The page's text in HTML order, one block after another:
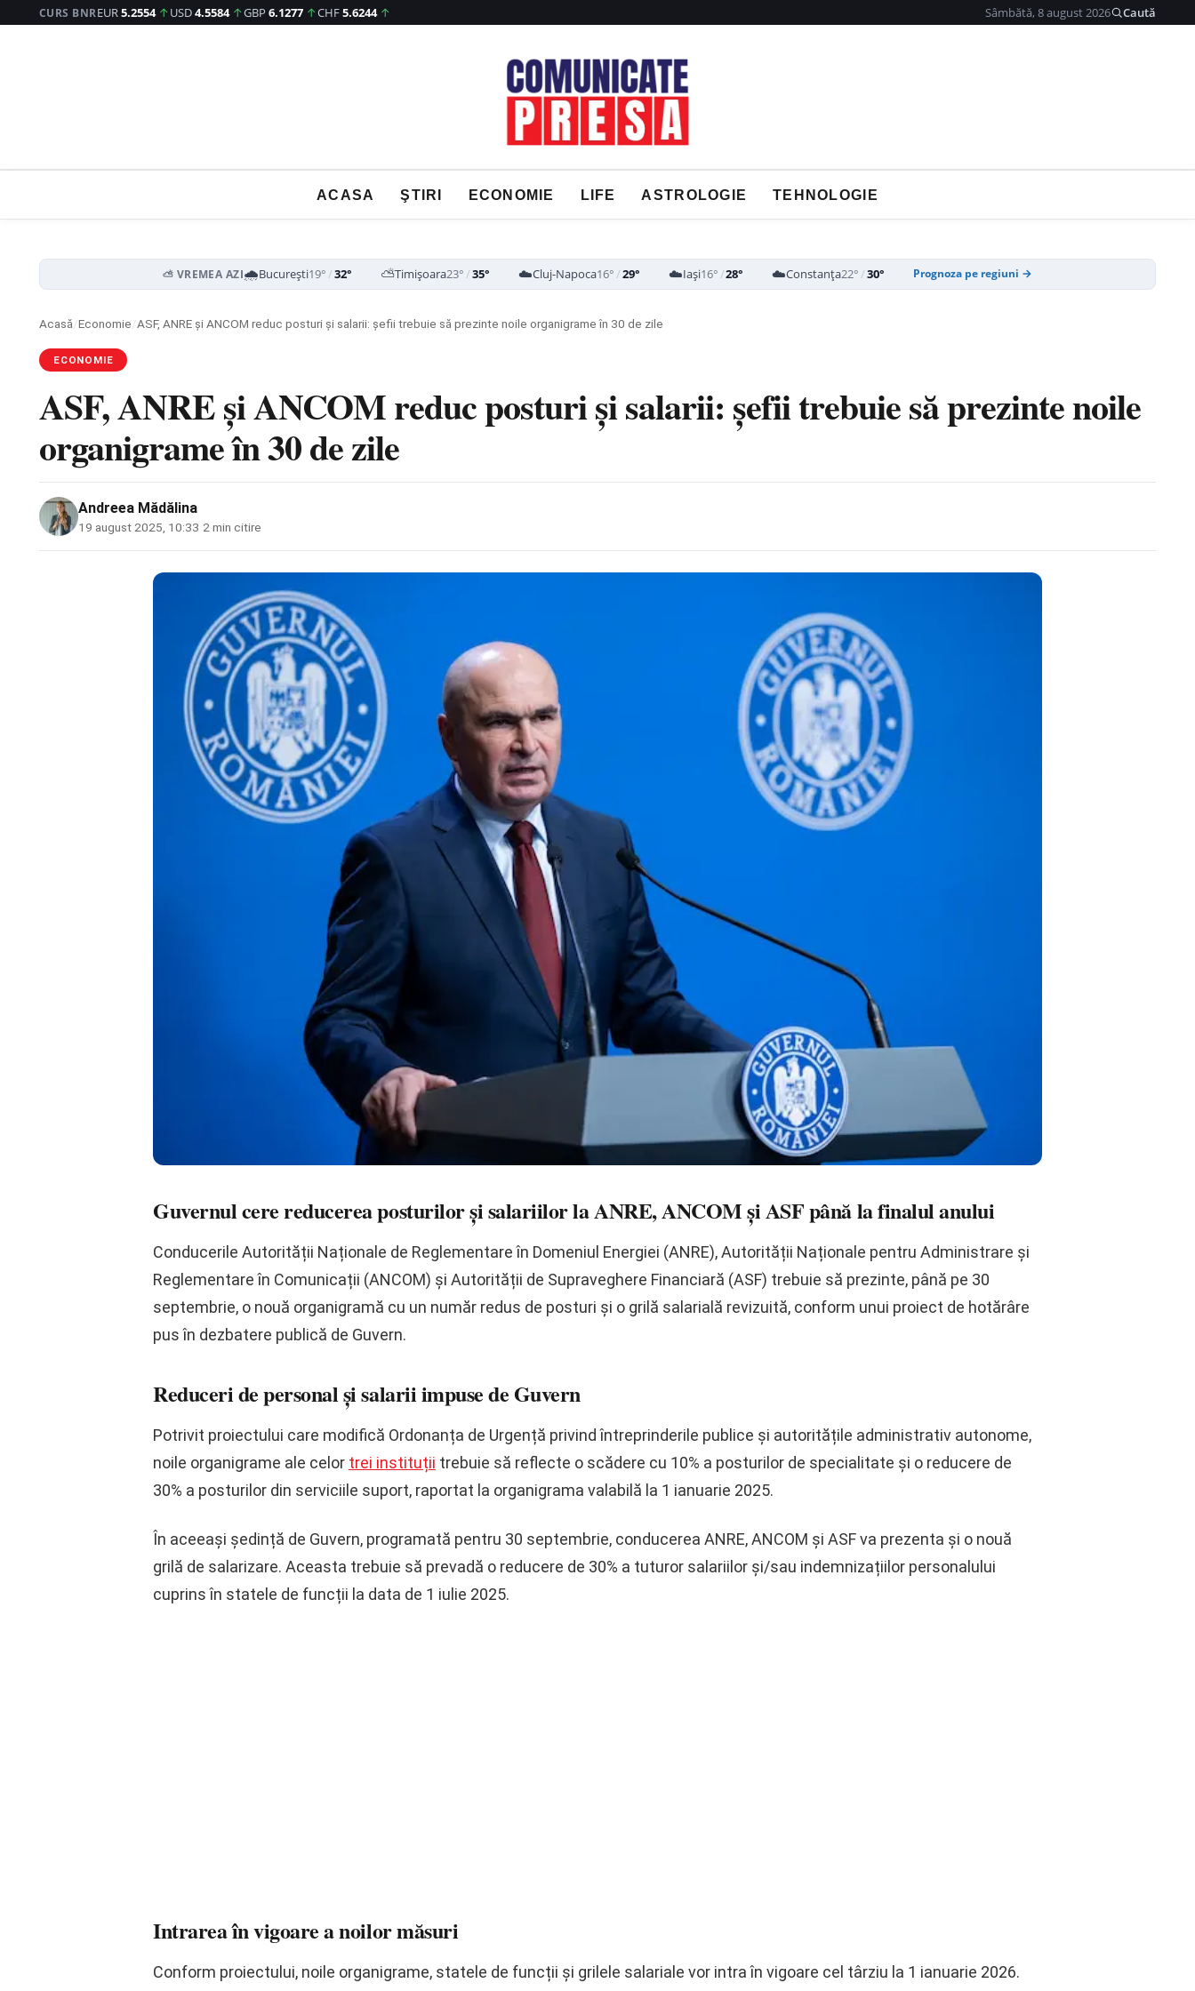
CURS BNR EUR5.2554 ↑USD4.5584 ↑GBP 6.1277 ↑CHF5.6244 ↑ Sâmbătă, 8 august 2026 Caută
ACASA ŞTIRI ECONOMIE LIFE ASTROLOGIE TEHNOLOGIE
⛅ VREMEA AZI🌧️București19°/32° ⛅Timișoara23°/35° ☁️Cluj-Napoca16°/29° ☁️Iași16°/28° ☁️Constanța22°/30° Prognoza pe regiuni →
Acasă/Economie/ASF, ANRE și ANCOM reduc posturi și salarii: șefii trebuie să prezinte noile organigrame în 30 de zile
ECONOMIE
ASF, ANRE și ANCOM reduc posturi și salarii: șefii trebuie să prezinte noile
organigrame în 30 de zile
Andreea Mădălina
19 august 2025, 10:33 2 min citire
Guvernul cere reducerea posturilor și salariilor la ANRE, ANCOM și ASF până la finalul anului
Conducerile Autorității Naționale de Reglementare în Domeniul Energiei (ANRE), Autorității Naționale pentru Administrare și
Reglementare în Comunicații (ANCOM) și Autorității de Supraveghere Financiară (ASF) trebuie să prezinte, până pe 30
septembrie, o nouă organigramă cu un număr redus de posturi și o grilă salarială revizuită, conform unui proiect de hotărâre
pus în dezbatere publică de Guvern.
Reduceri de personal și salarii impuse de Guvern
Potrivit proiectului care modifică Ordonanța de Urgență privind întreprinderile publice și autoritățile administrativ autonome,
noile organigrame ale celor trei instituții trebuie să reflecte o scădere cu 10% a posturilor de specialitate și o reducere de
30% a posturilor din serviciile suport, raportat la organigrama valabilă la 1 ianuarie 2025.
În aceeași ședință de Guvern, programată pentru 30 septembrie, conducerea ANRE, ANCOM și ASF va prezenta și o nouă
grilă de salarizare. Aceasta trebuie să prevadă o reducere de 30% a tuturor salariilor și/sau indemnizațiilor personalului
cuprins în statele de funcții la data de 1 iulie 2025.
Intrarea în vigoare a noilor măsuri
Conform proiectului, noile organigrame, statele de funcții și grilele salariale vor intra în vigoare cel târziu la 1 ianuarie 2026.